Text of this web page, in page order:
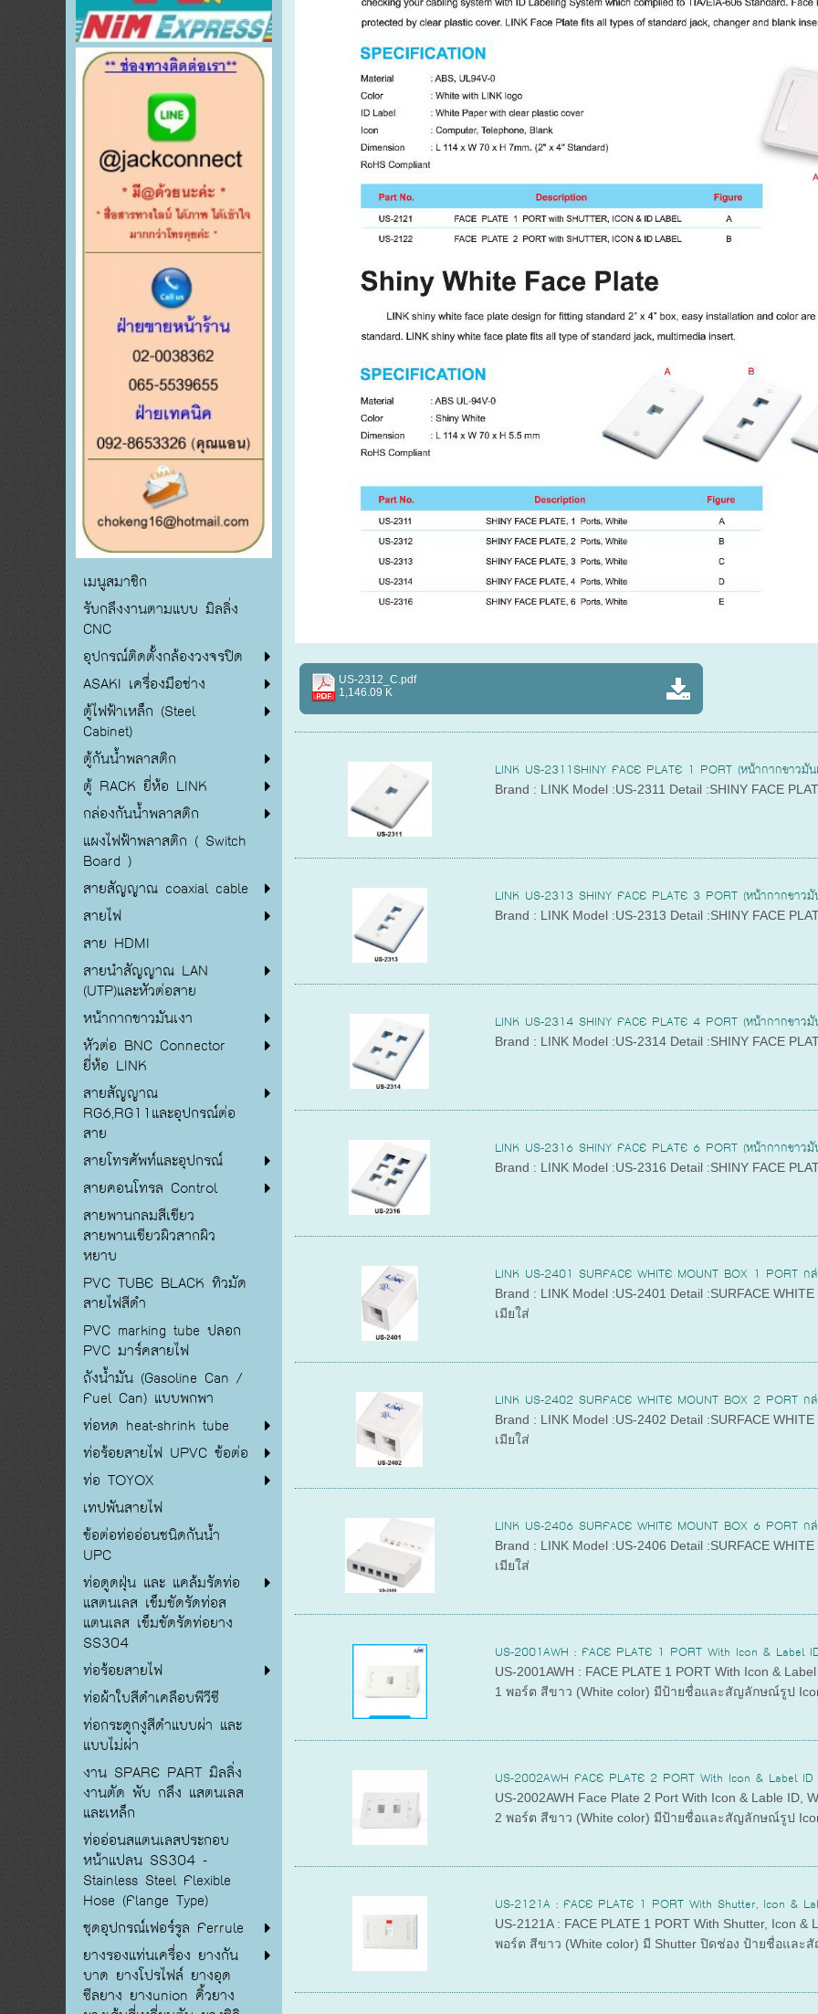
เมนูสมาชิก
รับกลึงงานตามแบบ มิลลิ่ง
CNC
อุปกรณ์ติดตั้งกล้องวงจรปิด
ASAKI เครื่องมือช่าง
ตู้ไฟฟ้าเหล็ก (Steel
Cabinet)
ตู้กันน้ำพลาสติก
ตู้ RACK ยี่ห้อ LINK
กล่องกันน้ำพลาสติก
แผงไฟฟ้าพลาสติก ( Switch
Board )
สายสัญญาณ coaxial cable
สายไฟ
สาย HDMI
สายนำสัญญาณ LAN
(UTP)และหัวต่อสาย
หน้ากากขาวมันเงา
หัวต่อ BNC Connector
ยี่ห้อ LINK
สายสัญญาณ
RG6,RG11และอุปกรณ์ต่อ
สาย
สายโทรศัพท์และอุปกรณ์
สายคอนโทรล Control
สายพานกลมสีเขียว
สายพานเขียวผิวสากผิว
หยาบ
PVC TUBE BLACK ทิวมัด
สายไฟสีดำ
PVC marking tube ปลอก
PVC มาร์คสายไฟ
ถังน้ำมัน (Gasoline Can /
Fuel Can) แบบพกพา
ท่อหด heat-shrink tube
ท่อร้อยสายไฟ UPVC ข้อต่อ
ท่อ TOYOX
เทปพันสายไฟ
ข้อต่อท่ออ่อนชนิดกันน้ำ
UPC
ท่อดูดฝุ่น และ แคล้มรัดท่อ
แสตนเลส เข็มขัดรัดท่อส
แตนเลส เข็มขัดรัดท่อยาง
SS304
ท่อร้อยสายไฟ
ท่อผ้าใบสีดำเคลือบพีวีซี
ท่อกระดูกงูสีดำแบบผ่า และ
แบบไม่ผ่า
งาน SPARE PART มิลลิ่ง
งานตัด พับ กลึง แสตนเลส
และเหล็ก
ท่ออ่อนสแตนเลสประกอบ
หน้าแปลน SS304 -
Stainless Steel Flexible
Hose (Flange Type)
ชุดอุปกรณ์เฟอร์รูล Ferrule
ยางรองแท่นเครื่อง ยางกัน
บาด ยางโปรไฟล์ ยางอุด
ซีลยาง ยางunion คิ้วยาง
US-2312_C.pdf
1,146.09 K
LINK US-2311SHINY FACE PLATE 1 PORT (หน้ากากขาวมัน
Brand : LINK Model :US-2311 Detail :SHINY FACE
LINK US-2313 SHINY FACE PLATE 3 PORT (หน้ากากขาวมั
Brand : LINK Model :US-2313 Detail :SHINY FACE
LINK US-2314 SHINY FACE PLATE 4 PORT (หน้ากากขาวมั
Brand : LINK Model :US-2314 Detail :SHINY FACE
LINK US-2316 SHINY FACE PLATE 6 PORT (หน้ากากขาวมั
Brand : LINK Model :US-2316 Detail :SHINY FACE
LINK US-2401 SURFACE WHITE MOUNT BOX 1 PORT
Brand : LINK Model :US-2401 Detail :SURFACE
เมียใส่
LINK US-2402 SURFACE WHITE MOUNT BOX 2 PORT
Brand : LINK Model :US-2402 Detail :SURFACE
เมียใส่
LINK US-2406 SURFACE WHITE MOUNT BOX 6 PORT
Brand : LINK Model :US-2406 Detail :SURFACE
เมียใส่
US-2001AWH : FACE PLATE 1 PORT With Icon & Label
US-2001AWH : FACE PLATE 1 PORT With Icon &
1 พอร์ต สีขาว (White color) มีป้ายชื่อและสัญลักษณ์รูป
US-2002AWH FACE PLATE 2 PORT With Icon & Label ID
US-2002AWH Face Plate 2 Port With Icon & Lable
2 พอร์ต สีขาว (White color) มีป้ายชื่อและสัญลักษณ์รูป
US-2121A : FACE PLATE 1 PORT With Shutter, Icon &
US-2121A : FACE PLATE 1 PORT With Shutter, Icon
พอร์ต สีขาว (White color) มี Shutter ปิดช่อง ป้ายชื่อและ